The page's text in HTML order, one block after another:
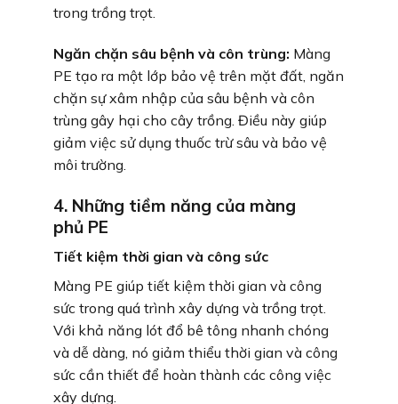
trong trồng trọt.
Ngăn chặn sâu bệnh và côn trùng: Màng
PE tạo ra một lớp bảo vệ trên mặt đất, ngăn
chặn sự xâm nhập của sâu bệnh và côn
trùng gây hại cho cây trồng. Điều này giúp
giảm việc sử dụng thuốc trừ sâu và bảo vệ
môi trường.
4. Những tiềm năng của màng
phủ PE
Tiết kiệm thời gian và công sức
Màng PE giúp tiết kiệm thời gian và công
sức trong quá trình xây dựng và trồng trọt.
Với khả năng lót đổ bê tông nhanh chóng
và dễ dàng, nó giảm thiểu thời gian và công
sức cần thiết để hoàn thành các công việc
xây dựng.